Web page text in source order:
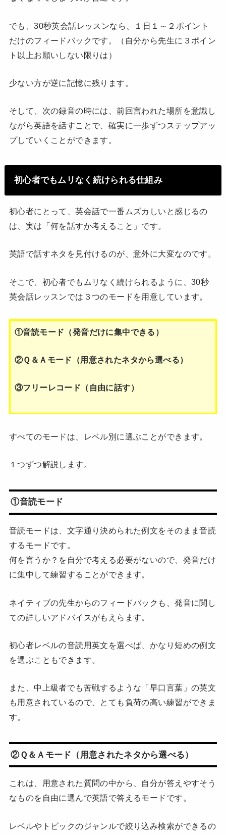
でも、30秒英会話レッスンなら、１日１～２ポイント
だけのフィードバックです。（自分から先生に３ポイン
ト以上お願いしない限りは）
少ない方が逆に記憶に残ります。
そして、次の録音の時には、前回言われた場所を意識し
ながら英語を話すことで、確実に一歩ずつステップアッ
プしていくことができます。
初心者でもムリなく続けられる仕組み
初心者にとって、英会話で一番ムズカしいと感じるの
は、実は「何を話すか考えること」です。
英語で話すネタを見付けるのが、意外に大変なのです。
そこで、初心者でもムリなく続けられるように、30秒
英会話レッスンでは３つのモードを用意しています。
①音読モード（発音だけに集中できる）
②Ｑ＆Ａモード（用意されたネタから選べる）
③フリーレコード（自由に話す）
すべてのモードは、レベル別に選ぶことができます。
１つずつ解説します。
①音読モード
音読モードは、文字通り決められた例文をそのまま音読
するモードです。
何を言うか？を自分で考える必要がないので、発音だけ
に集中して練習することができます。
ネイティブの先生からのフィードバックも、発音に関し
ての詳しいアドバイスがもえらます。
初心者レベルの音読用英文を選べば、かなり短めの例文
を選ぶこともできます。
また、中上級者でも苦戦するような「早口言葉」の英文
も用意されているので、とても負荷の高い練習ができま
す。
②Ｑ＆Ａモード（用意されたネタから選べる）
これは、用意された質問の中から、自分が答えやすそう
なものを自由に選んで英語で答えるモードです。
レベルやトピックのジャンルで絞り込み検索ができるの